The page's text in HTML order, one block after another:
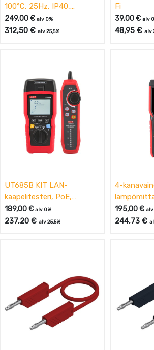
100°C, 25Hz, IP40,
HikMicro
249,00€ alv 0%
312,50€ alv 25,5%
Fi
39,00€ alv
48,95€ alv
UT685B KIT LAN-
kaapelitesteri, PoE,
Näyttö, UNI-T
189,00€ alv 0%
237,20€ alv 25,5%
4-
Bluetooth/
195,00€ alv
244,73€